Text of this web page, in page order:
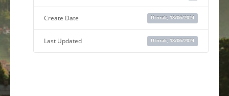
Create Date Utorak, 18/06/2024
Last Updated Utorak, 18/06/2024